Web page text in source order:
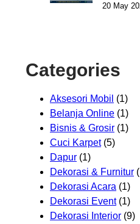
20 May
Categories
Aksesori Mobil (1)
Belanja Online (1)
Bisnis & Grosir (1)
Cuci Karpet(5)
Dapur (1)
Dekorasi & Furnitur
Dekorasi Acara (1)
Dekorasi Event(1)
Dekorasi Interior (9)